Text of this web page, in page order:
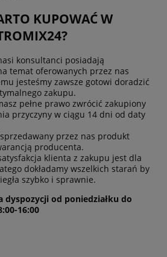
KUPOWAĆ W
konsultanci posiadają
temat oferowanych przez nas
jesteśmy zawsze gotowi doradzić
zakupu.
pełne prawo zwrócić zakupiony
przyczyny w ciągu 14 dni od daty
przez nas produkt
producenta.
klienta z zakupu jest dla
dokładamy wszelkich starań by
szybko i sprawnie.
dyspozycji od poniedziałku do
16:00